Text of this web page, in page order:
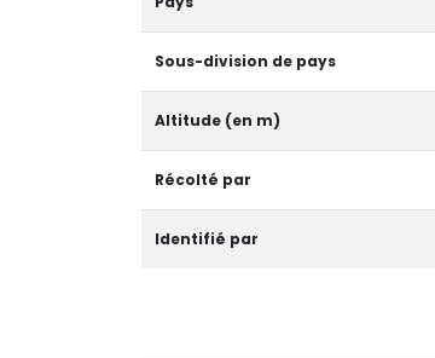
Sous-division de pays
Altitude (en m)
Récolté par
Identifié par